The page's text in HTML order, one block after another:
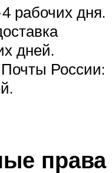
рабочих дня.
дней.
России:
права